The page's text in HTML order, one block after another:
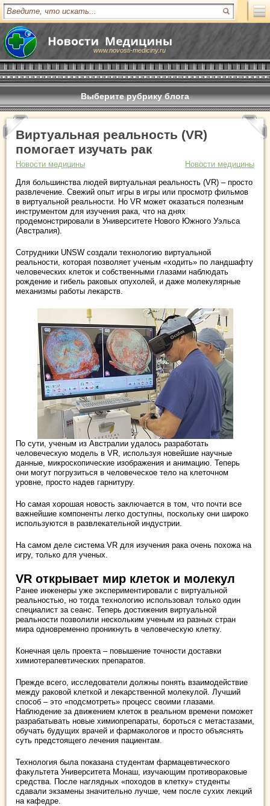
www.novosti-mediciny.ru
Выберите рубрику блога
Виртуальная реальность (VR)
помогает изучать рак
Новости медицины
Новости медицины
Для большинства людей виртуальная реальность (VR) – просто
развлечение. Свежий опыт игры в игры или просмотр фильмов
в виртуальной реальности. Но VR может оказаться полезным
инструментом для изучения рака, что на днях
продемонстрировали в Университете Нового Южного Уэльса
(Австралия).
Сотрудники UNSW создали технологию виртуальной
реальности, которая позволяет ученым «ходить» по ландшафту
человеческих клеток и собственными глазами наблюдать
рождение и гибель раковых опухолей, и даже молекулярные
механизмы работы лекарств.
По сути, ученым из Австралии удалось разработать
человеческую модель в VR, используя новейшие научные
данные, микроскопические изображения и анимацию. Теперь
они могут погрузиться в человеческое тело на клеточном
уровне, просто надев гарнитуру.
Но самая хорошая новость заключается в том, что почти все
важнейшие компоненты легко доступны, поскольку они широко
используются в развлекательной индустрии.
На самом деле система VR для изучения рака очень похожа на
игру, только для ученых.
VR открывает мир клеток и молекул
Ранее инженеры уже экспериментировали с виртуальной
реальностью, но тогда технологию использовал только один
специалист за сеанс. Теперь достижения виртуальной
реальности позволили нескольким ученым из разных стран
мира одновременно проникнуть в человеческую клетку.
Конечная цель проекта – повышение точности доставки
химиотерапевтических препаратов.
Прежде всего, исследователи должны понять взаимодействие
между раковой клеткой и лекарственной молекулой. Лучший
способ – это «подсмотреть» процесс своими глазами.
Наблюдение за движением клеток в реальном времени поможет
разрабатывать новые химиопрепараты, бороться с метастазами,
обучать будущих врачей и фармакологов и просто объяснять
суть предстоящего лечения пациентам.
Технология была показана студентам фармацевтического
факультета Университета Монаш, изучающим противораковые
средства. После наглядных «походов в клетку» студенты
сдавали экзамены значительно лучше, чем после сухих лекций
на кафедре.